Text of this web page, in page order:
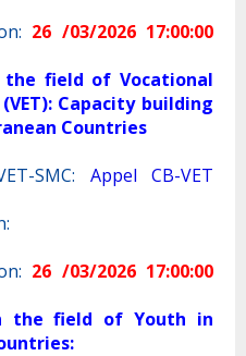
26 /03/2026 17:00:00
the field of Vocational
Capacity building
Countries
SMC: Appel CB-VET
26 /03/2026 17:00:00
the field of Youth in